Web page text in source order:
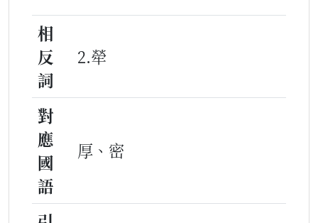
相
反
詞
2.犖
對
應
國
語
厚、密